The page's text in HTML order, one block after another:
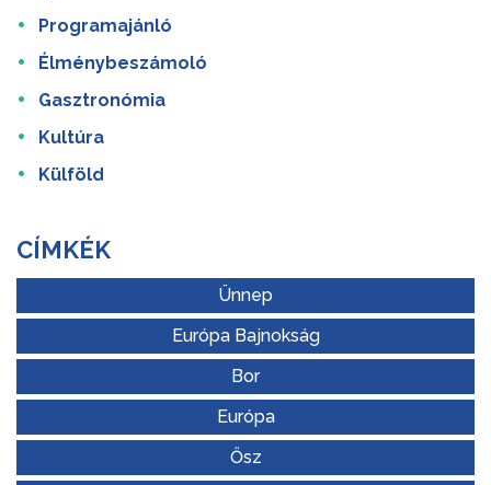
Programajánló
Élménybeszámoló
Gasztronómia
Kultúra
Külföld
CÍMKÉK
Ünnep
Európa Bajnokság
Bor
Európa
Ősz